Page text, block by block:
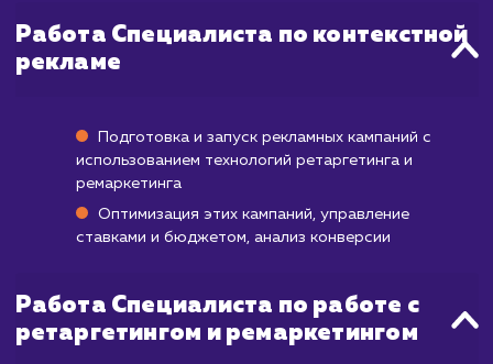
увеличения трафика и повторных
практически сразу.
Однако на полное развертывание
ретаргетинга и ремаркетинга,
настройку, тестирование различных
аудитории и рекламных объявлений,
нескольких недель. Полноценные
когда кампания достигает